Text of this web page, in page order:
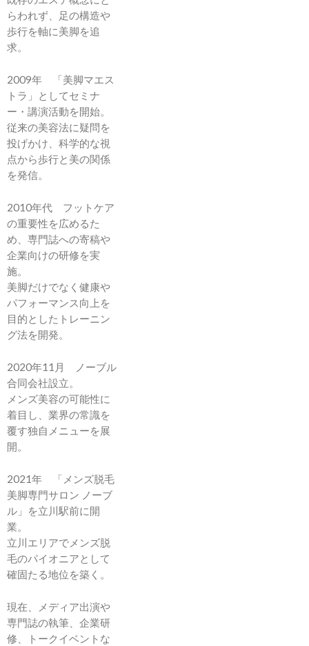
らわれず、足の構造や
歩行を軸に美脚を追
求。
2009年 「美脚マエス
トラ」としてセミナ
ー・講演活動を開始。
従来の美容法に疑問を
投げかけ、科学的な視
点から歩行と美の関係
を発信。
2010年代 フットケア
の重要性を広めるた
め、専門誌への寄稿や
企業向けの研修を実
施。
美脚だけでなく健康や
パフォーマンス向上を
目的としたトレーニン
グ法を開発。
2020年11月 ノーブル
合同会社設立。
メンズ美容の可能性に
着目し、業界の常識を
覆す独自メニューを展
開。
2021年 「メンズ脱毛
美脚専門サロン ノーブ
ル」を立川駅前に開
業。
立川エリアでメンズ脱
毛のパイオニアとして
確固たる地位を築く。
現在、メディア出演や
専門誌の執筆、企業研
修、トークイベントな